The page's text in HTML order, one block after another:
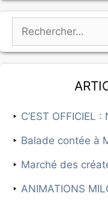
C’EST OFFICIEL
Balade contée à
Marché des
ANIMATIONS